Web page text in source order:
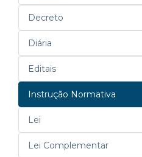
Decreto
Diária
Editais
Instrução Normativa
Lei
Lei Complementar